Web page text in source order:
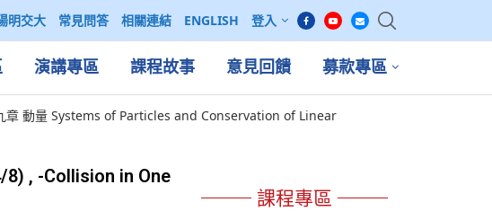
明交大 常見問答 相關連結 ENGLISH 登入
演講專區 課程故事 意見回饋 募款專區
章 動量 Systems of Particles and Conservation of Linear
, -Collision in One
課程專區